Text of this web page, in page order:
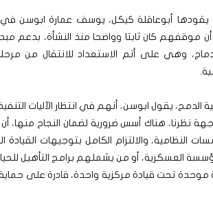
أبوعاقلة كيكل، يوسف عمارة ابوسن في
كان ثابتا وواضحا منذ النشأة، بدعم
وهي على أتم الاستعداد للانتقال من مرحلة
الدمج، يقول ابوسن، أنهم في انتظار الآليات
نظرنا، هناك أسس ضرورية لضمان النجاح منها، أن
النظامية، والالتزام الكامل بتوجيهات
العسكرية، أو من يشملهم برامج التأهيل
تحت قيادة مركزية واحدة، قادرة على